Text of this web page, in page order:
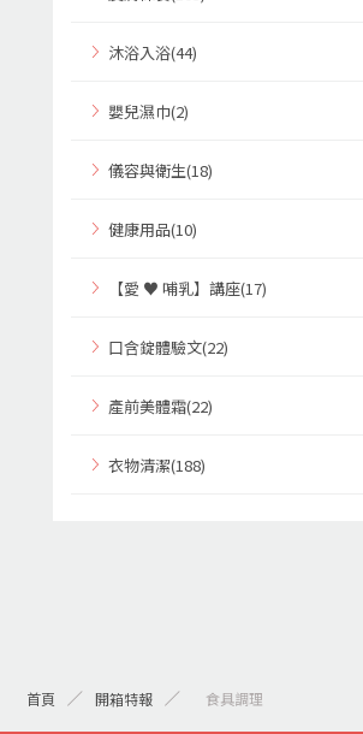
沐浴入浴(44)
嬰兒濕巾(2)
儀容與衛生(18)
健康用品(10)
【愛 ♥ 哺乳】講座(17)
口含錠體驗文(22)
產前美體霜(22)
衣物清潔(188)
首頁 開箱特報 > 食具調理